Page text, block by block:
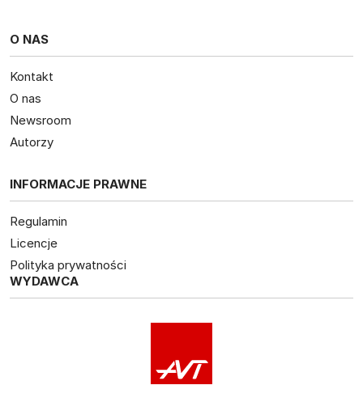
O NAS
Kontakt
O nas
Newsroom
Autorzy
INFORMACJE PRAWNE
Regulamin
Licencje
Polityka prywatności
WYDAWCA